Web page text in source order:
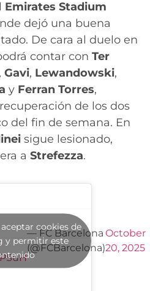
Emirates Stadium
dejó una buena
De cara al duelo en
contar con Ter
, Gavi, Lewandowski,
y Ferran Torres,
de los dos
del fin de semana. En
sigue lesionado,
a Strefezza.
— FC Barcelona
(@FCBarcelona)
October
20, 2025
cookies de
y permitir este